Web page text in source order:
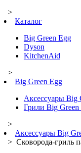
>
Каталог
Big Green Egg
Dyson
KitchenAid
>
Big Green Egg
Аксессуары Big
Грили Big Green
>
Аксессуары Big
> Сковорода-гриль